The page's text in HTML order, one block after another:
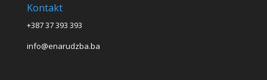
Kontakt
+387 37 393 393
info@enarudzba.ba